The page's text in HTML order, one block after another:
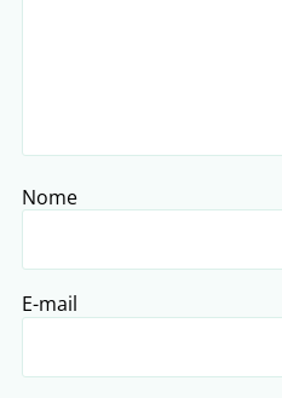
Nome
E-mail